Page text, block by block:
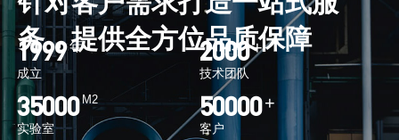
务，提供全方位品质保障
1999年
成立
2000+
技术团队
35000 M2
实验室
50000+
客户